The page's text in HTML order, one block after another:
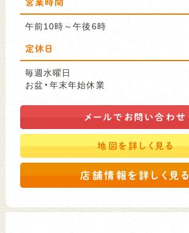
午前10時～午後6時
定休日
毎週水曜日
お盆・年末年始休業
メールで お問い合わせ
地図を詳しく見る
店舗情報を詳しく見る